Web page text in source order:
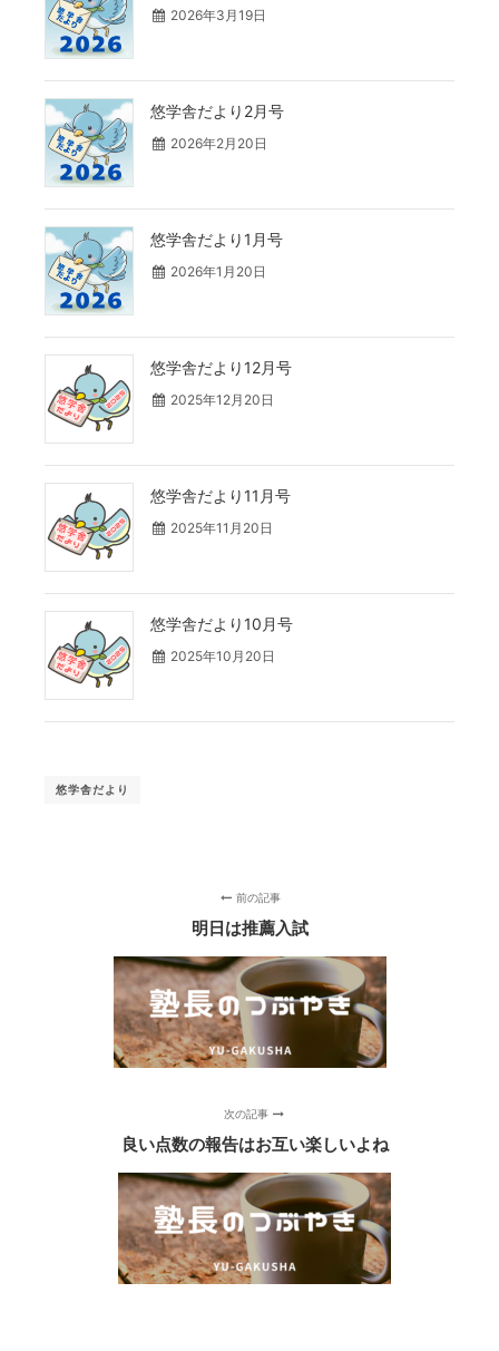
2026年3月19日
悠学舎だより2月号
2026年2月20日
悠学舎だより1月号
2026年1月20日
悠学舎だより12月号
2025年12月20日
悠学舎だより11月号
2025年11月20日
悠学舎だより10月号
2025年10月20日
悠学舎だより
前の記事
明日は推薦入試
次の記事
良い点数の報告はお互い楽しいよね